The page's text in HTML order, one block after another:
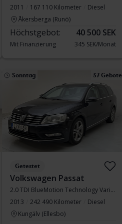
2011
167 110 Kilometer
Diesel
Åkersberga (Runö)
Höchstgebot: 40 500 SEK
Mit Finanzierung 345 SEK/Monat
Sonntag 37 Gebote
Getestet
Volkswagen Passat
2.0 TDI BlueMotion Technology Variant 4Motion
2013
242 490 Kilometer
Diesel
Kungälv (Ellesbo)